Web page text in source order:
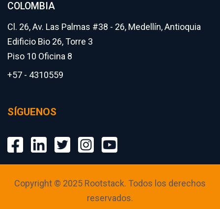
COLOMBIA
Cl. 26, Av. Las Palmas #38 - 26, Medellín, Antioquia
Edificio Bio 26, Torre 3
Piso 10 Oficina 8
+57 - 4310559
SÍGUENOS
Copyright © 2025 Rootstack. Todos los derechos
reservados.